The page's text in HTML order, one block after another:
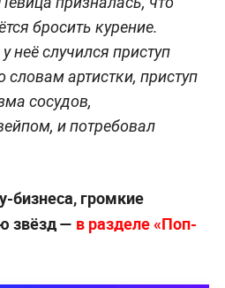
бросить курение.
неё случился приступ
артистки, приступ
сосудов,
и потребовал
бизнеса, громкие
звёзд — в разделе «Поп-